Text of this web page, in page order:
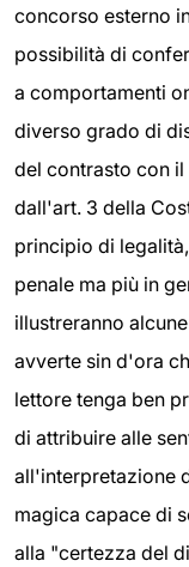
concorso esterno
possibilità di
a comportamenti
diverso grado di
del contrasto con
dall'art. 3 della
principio di
penale ma più in
illustreranno
avverte sin d'ora
lettore tenga ben
di attribuire alle
all'interpretazione
magica capace di
alla "certezza del